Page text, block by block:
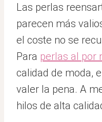
Las perlas
parecen más
el coste no se
Para perlas al por
calidad de moda,
valer la pena. A
hilos de alta